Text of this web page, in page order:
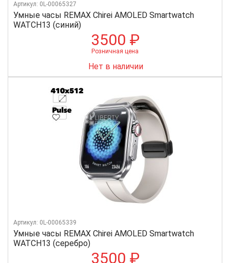
Умные часы REMAX Chirei AMOLED Smartwatch
WATCH13 (синий)
Артикул: 0L-00065327
3500 ₽
Розничная цена
Нет в наличии
Умные часы REMAX Chirei AMOLED Smartwatch
WATCH13 (серебро)
Артикул: 0L-00065339
3500 ₽